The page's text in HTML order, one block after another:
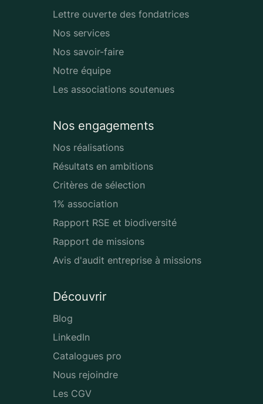
Lettre ouverte des fondatrices
Nos services
Nos savoir-faire
Notre équipe
Les associations soutenues
Nos engagements
Nos réalisations
Résultats en ambitions
Critères de sélection
1% association
Rapport RSE et biodiversité
Rapport de missions
Avis d'audit entreprise à missions
Découvrir
Blog
LinkedIn
Catalogues pro
Nous rejoindre
Les CGV